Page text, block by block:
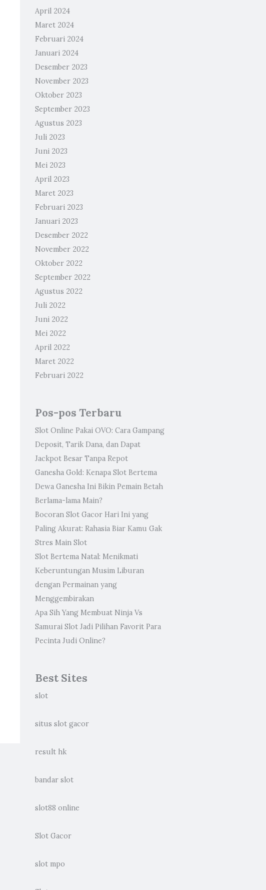
April 2024
Maret 2024
Februari 2024
Januari 2024
Desember 2023
November 2023
Oktober 2023
September 2023
Agustus 2023
Juli 2023
Juni 2023
Mei 2023
April 2023
Maret 2023
Februari 2023
Januari 2023
Desember 2022
November 2022
Oktober 2022
September 2022
Agustus 2022
Juli 2022
Juni 2022
Mei 2022
April 2022
Maret 2022
Februari 2022
Pos-pos Terbaru
Slot Online Pakai OVO: Cara Gampang
Deposit, Tarik Dana, dan Dapat
Jackpot Besar Tanpa Repot
Ganesha Gold: Kenapa Slot Bertema
Dewa Ganesha Ini Bikin Pemain Betah
Berlama-lama Main?
Bocoran Slot Gacor Hari Ini yang
Paling Akurat: Rahasia Biar Kamu Gak
Stres Main Slot
Slot Bertema Natal: Menikmati
Keberuntungan Musim Liburan
dengan Permainan yang
Menggembirakan
Apa Sih Yang Membuat Ninja Vs
Samurai Slot Jadi Pilihan Favorit Para
Pecinta Judi Online?
Best Sites
slot
situs slot gacor
result hk
bandar slot
slot88 online
Slot Gacor
slot mpo